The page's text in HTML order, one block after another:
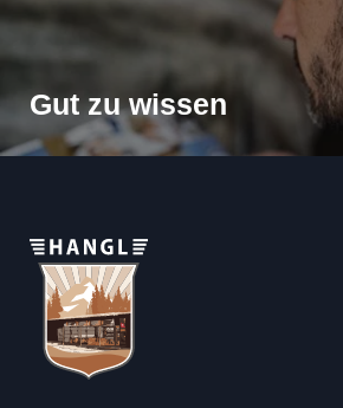
Gut zu wissen